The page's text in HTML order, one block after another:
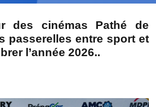
des cinémas Pathé de
passerelles entre sport et
l’année 2026..